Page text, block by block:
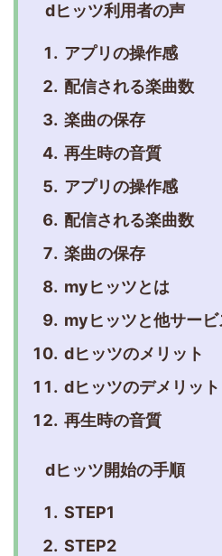
dヒッツ利用者の声
アプリの操作感
配信される楽曲数
楽曲の保存
再生時の音質
アプリの操作感
配信される楽曲数
楽曲の保存
myヒッツとは
myヒッツと他サー
dヒッツのメリット
dヒッツのデメリット
再生時の音質
dヒッツ開始の手順
STEP1
STEP2